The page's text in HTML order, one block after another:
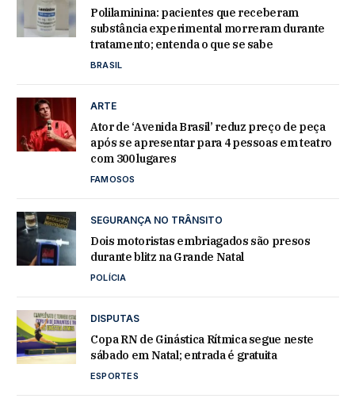
Polilaminina: pacientes que receberam
substância experimental morreram durante
tratamento; entenda o que se sabe
BRASIL
ARTE
Ator de ‘Avenida Brasil’ reduz preço de peça
após se apresentar para 4 pessoas em teatro
com 300 lugares
FAMOSOS
SEGURANÇA NO TRÂNSITO
Dois motoristas embriagados são presos
durante blitz na Grande Natal
POLÍCIA
DISPUTAS
Copa RN de Ginástica Rítmica segue neste
sábado em Natal; entrada é gratuita
ESPORTES